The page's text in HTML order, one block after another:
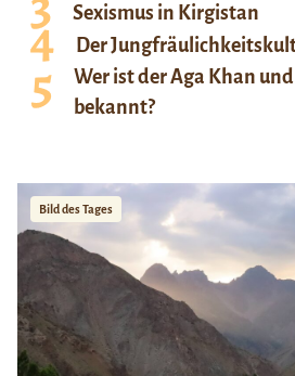
Sexismus in Kirgistan
Der
Wer ist der Aga Khan
bekannt?
Bild des Tages